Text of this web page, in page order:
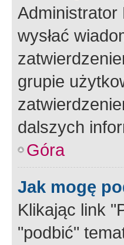
Administrator
wysłać
grupie
dalszych
Góra
Jak mogę
Klikając link
"podbić"